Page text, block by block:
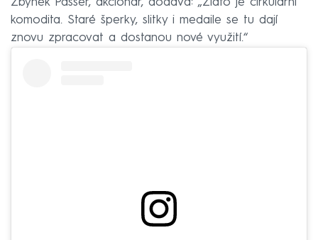
komodita. Staré šperky, slitky i medaile se tu dají
znovu zpracovat a dostanou nové využití.“